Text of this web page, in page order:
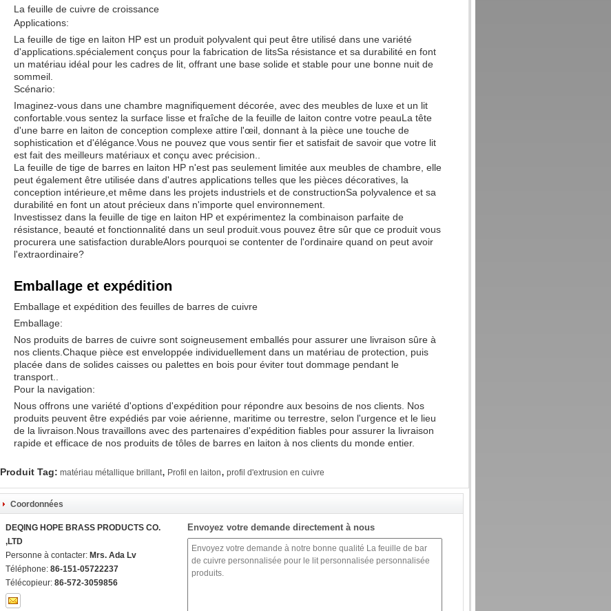
La feuille de cuivre de croissance
Applications:
La feuille de tige en laiton HP est un produit polyvalent qui peut être utilisé dans une variété
d'applications.spécialement conçus pour la fabrication de litsSa résistance et sa durabilité en font
un matériau idéal pour les cadres de lit, offrant une base solide et stable pour une bonne nuit de
sommeil.
Scénario:
Imaginez-vous dans une chambre magnifiquement décorée, avec des meubles de luxe et un lit
confortable.vous sentez la surface lisse et fraîche de la feuille de laiton contre votre peauLa tête
d'une barre en laiton de conception complexe attire l'œil, donnant à la pièce une touche de
sophistication et d'élégance.Vous ne pouvez que vous sentir fier et satisfait de savoir que votre lit
est fait des meilleurs matériaux et conçu avec précision..
La feuille de tige de barres en laiton HP n'est pas seulement limitée aux meubles de chambre, elle
peut également être utilisée dans d'autres applications telles que les pièces décoratives, la
conception intérieure,et même dans les projets industriels et de constructionSa polyvalence et sa
durabilité en font un atout précieux dans n'importe quel environnement.
Investissez dans la feuille de tige en laiton HP et expérimentez la combinaison parfaite de
résistance, beauté et fonctionnalité dans un seul produit.vous pouvez être sûr que ce produit vous
procurera une satisfaction durableAlors pourquoi se contenter de l'ordinaire quand on peut avoir
l'extraordinaire?
Emballage et expédition
Emballage et expédition des feuilles de barres de cuivre
Emballage:
Nos produits de barres de cuivre sont soigneusement emballés pour assurer une livraison sûre à
nos clients.Chaque pièce est enveloppée individuellement dans un matériau de protection, puis
placée dans de solides caisses ou palettes en bois pour éviter tout dommage pendant le
transport..
Pour la navigation:
Nous offrons une variété d'options d'expédition pour répondre aux besoins de nos clients. Nos
produits peuvent être expédiés par voie aérienne, maritime ou terrestre, selon l'urgence et le lieu
de la livraison.Nous travaillons avec des partenaires d'expédition fiables pour assurer la livraison
rapide et efficace de nos produits de tôles de barres en laiton à nos clients du monde entier.
Produit Tag: matériau métallique brillant, Profil en laiton, profil d'extrusion en cuivre
Coordonnées
DEQING HOPE BRASS PRODUCTS CO.
,LTD
Personne à contacter: Mrs. Ada Lv
Téléphone: 86-151-05722237
Télécopieur: 86-572-3059856
Envoyez votre demande directement à nous